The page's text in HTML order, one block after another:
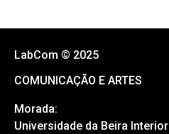
LabCom © 2025
COMUNICAÇÃO E ARTES
Morada:
Universidade da Beira Interior